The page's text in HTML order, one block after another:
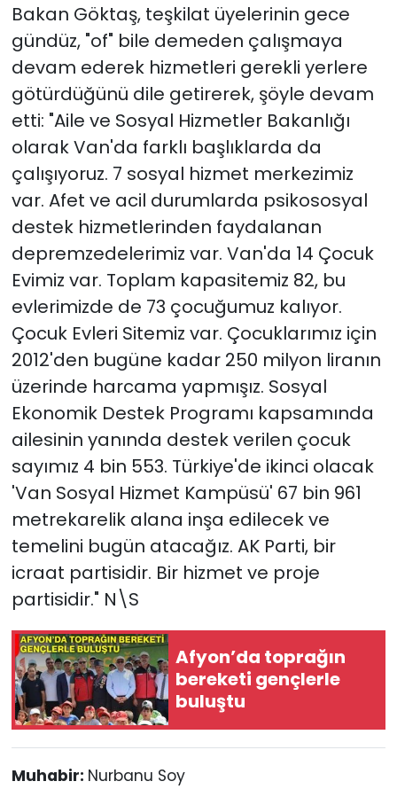
Bakan Göktaş, teşkilat üyelerinin gece
gündüz, "of" bile demeden çalışmaya
devam ederek hizmetleri gerekli yerlere
götürdüğünü dile getirerek, şöyle devam
etti: "Aile ve Sosyal Hizmetler Bakanlığı
olarak Van'da farklı başlıklarda da
çalışıyoruz. 7 sosyal hizmet merkezimiz
var. Afet ve acil durumlarda psikososyal
destek hizmetlerinden faydalanan
depremzedelerimiz var. Van'da 14 Çocuk
Evimiz var. Toplam kapasitemiz 82, bu
evlerimizde de 73 çocuğumuz kalıyor.
Çocuk Evleri Sitemiz var. Çocuklarımız için
2012'den bugüne kadar 250 milyon liranın
üzerinde harcama yapmışız. Sosyal
Ekonomik Destek Programı kapsamında
ailesinin yanında destek verilen çocuk
sayımız 4 bin 553. Türkiye'de ikinci olacak
'Van Sosyal Hizmet Kampüsü' 67 bin 961
metrekarelik alana inşa edilecek ve
temelini bugün atacağız. AK Parti, bir
icraat partisidir. Bir hizmet ve proje
partisidir." N\S
Afyon’da toprağın
bereketi gençlerle
buluştu
Muhabir: Nurbanu Soy